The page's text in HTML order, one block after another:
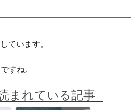
ています。
すね。
まれている記事